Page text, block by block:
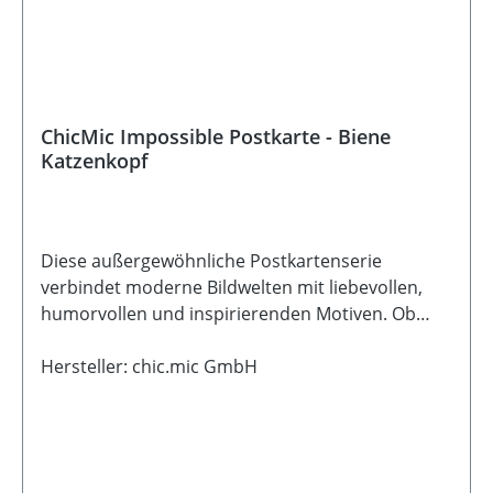
ChicMic Impossible Postkarte - Biene
Katzenkopf
Diese außergewöhnliche Postkartenserie
verbindet moderne Bildwelten mit liebevollen,
humorvollen und inspirierenden Motiven. Ob
- jede Karte erzählt ihre ganz eigene kleine
Hersteller: chic.mic GmbH